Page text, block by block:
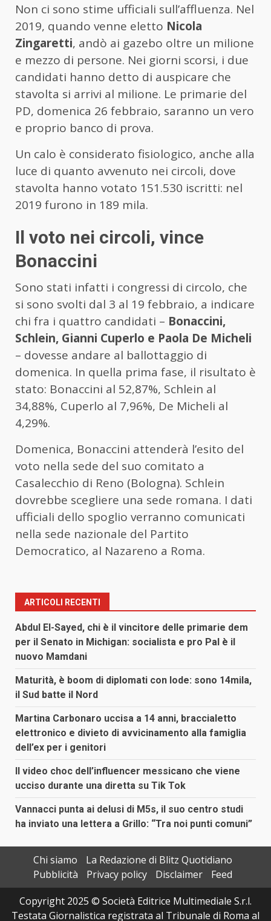
Non ci sono stime ufficiali sull’affluenza. Nel
2019, quando venne eletto Nicola
Zingaretti, andò ai gazebo oltre un milione
e mezzo di persone. Nei giorni scorsi, i due
candidati hanno detto di auspicare che
stavolta si arrivi al milione. Le primarie del
PD, domenica 26 febbraio, saranno un vero
e proprio banco di prova.
Un calo è considerato fisiologico, anche alla
luce di quanto avvenuto nei circoli, dove
stavolta hanno votato 151.530 iscritti: nel
2019 furono in 189 mila.
Il voto nei circoli, vince
Bonaccini
Sono stati infatti i congressi di circolo, che
si sono svolti dal 3 al 19 febbraio, a indicare
chi fra i quattro candidati – Bonaccini,
Schlein, Gianni Cuperlo e Paola De Micheli
– dovesse andare al ballottaggio di
domenica. In quella prima fase, il risultato è
stato: Bonaccini al 52,87%, Schlein al
34,88%, Cuperlo al 7,96%, De Micheli al
4,29%.
Domenica, Bonaccini attenderà l’esito del
voto nella sede del suo comitato a
Casalecchio di Reno (Bologna). Schlein
dovrebbe scegliere una sede romana. I dati
ufficiali dello spoglio verranno comunicati
nella sede nazionale del Partito
Democratico, al Nazareno a Roma.
ARTICOLI RECENTI
Abdul El-Sayed, chi è il vincitore delle primarie dem
per il Senato in Michigan: socialista e pro Pal è il
nuovo Mamdani
Maturità, è boom di diplomati con lode: sono 14mila,
il Sud batte il Nord
Martina Carbonaro uccisa a 14 anni, braccialetto
elettronico e divieto di avvicinamento alla famiglia
dell’ex per i genitori
Il video choc dell’influencer messicano che viene
ucciso durante una diretta su Tik Tok
Vannacci punta ai delusi di M5s, il suo centro studi
ha inviato una lettera a Grillo: “Tra noi punti comuni”
Chi siamo
La Redazione di Blitz Quotidiano
Pubblicità
Privacy policy Disclaimer
Feed
Copyright 2025 © Società Editrice Multimediale S.r.l.
Testata Giornalistica registrata al Tribunale di Roma al